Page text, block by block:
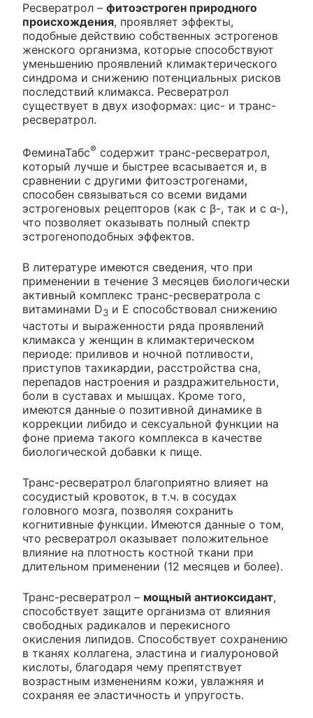
Ресвератрол – фитоэстроген природного
происхождения, проявляет эффекты,
подобные действию собственных эстрогенов
женского организма, которые способствуют
уменьшению проявлений климактерического
синдрома и снижению потенциальных рисков
последствий климакса. Ресвератрол
существует в двух изоформах: цис- и транс-
ресвератрол.
ФеминаТабс® содержит транс-ресвератрол,
который лучше и быстрее всасывается и, в
сравнении с другими фитоэстрогенами,
способен связываться со всеми видами
эстрогеновых рецепторов (как с β-, так и с α-),
что позволяет оказывать полный спектр
эстрогеноподобных эффектов.
В литературе имеются сведения, что при
применении в течение 3 месяцев биологически
активный комплекс транс-ресвератрола с
витаминами D3 и Е способствовал снижению
частоты и выраженности ряда проявлений
климакса у женщин в климактерическом
периоде: приливов и ночной потливости,
приступов тахикардии, расстройства сна,
перепадов настроения и раздражительности,
боли в суставах и мышцах. Кроме того,
имеются данные о позитивной динамике в
коррекции либидо и сексуальной функции на
фоне приема такого комплекса в качестве
биологической добавки к пище.
Транс-ресвератрол благоприятно влияет на
сосудистый кровоток, в т.ч. в сосудах
головного мозга, позволяя сохранить
когнитивные функции. Имеются данные о том,
что ресвератрол оказывает положительное
влияние на плотность костной ткани при
длительном применении (12 месяцев и более).
Транс-ресвератрол – мощный антиоксидант,
способствует защите организма от влияния
свободных радикалов и перекисного
окисления липидов. Способствует сохранению
в тканях коллагена, эластина и гиалуроновой
кислоты, благодаря чему препятствует
возрастным изменениям кожи, увлажняя и
сохраняя ее эластичность и упругость.